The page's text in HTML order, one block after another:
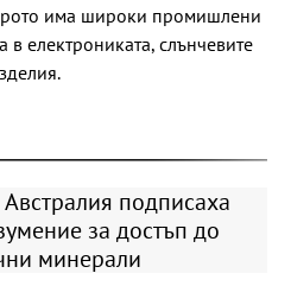
има широки промишлени
електрониката, слънчевите
подписаха
за достъп до
минерали